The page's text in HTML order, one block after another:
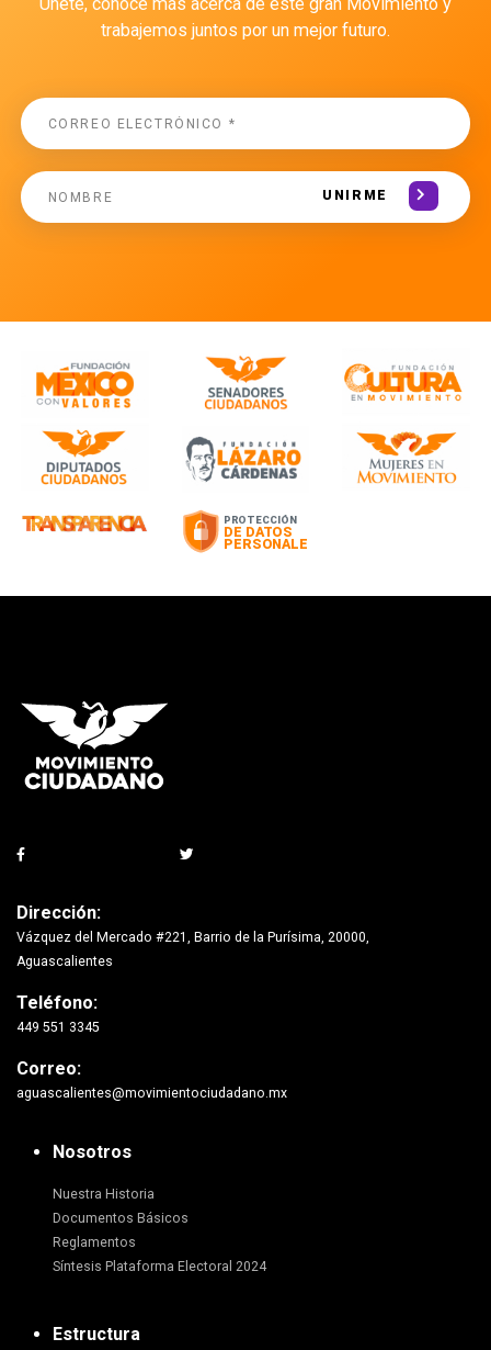
trabajemos juntos por un mejor futuro.
UNIRME
Dirección:
Vázquez del Mercado #221, Barrio de la Purísima, 20000,
Aguascalientes
Teléfono:
449 551 3345
Correo:
aguascalientes@movimientociudadano.mx
Nosotros
Nuestra Historia
Documentos Básicos
Reglamentos
Síntesis Plataforma Electoral 2024
Estructura